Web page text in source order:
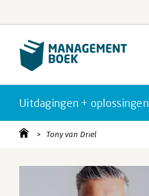
Uitdagingen + oplossingen
Tony van Driel